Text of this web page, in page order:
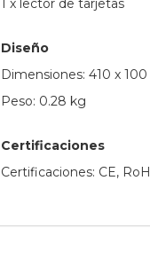
1 x lector de tarjetas
Diseño
Dimensiones: 410 x
Peso: 0.28 kg
Certificaciones
Certificaciones: CE,